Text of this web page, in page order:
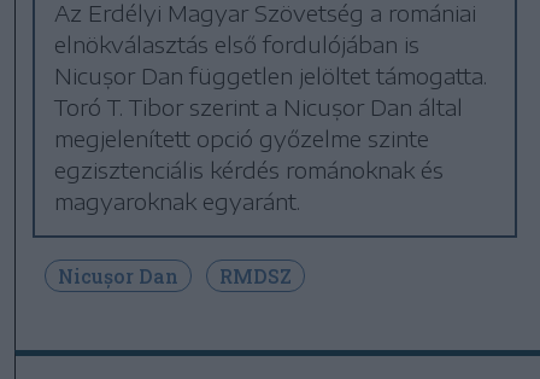
Az Erdélyi Magyar Szövetség a romániai
elnökválasztás első fordulójában is
Nicușor Dan független jelöltet támogatta.
Toró T. Tibor szerint a Nicușor Dan által
megjelenített opció győzelme szinte
egzisztenciális kérdés románoknak és
magyaroknak egyaránt.
Nicușor Dan RMDSZ